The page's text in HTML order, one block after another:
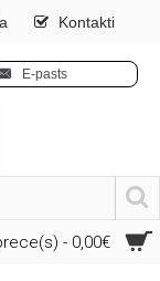
Kontakti
E-pasts
- 0,00€